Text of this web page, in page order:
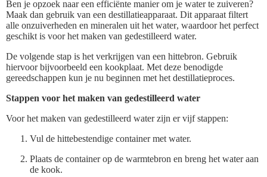
Ben je opzoek naar een efficiënte manier om je water te zuiveren?
Maak dan gebruik van een destillatieapparaat. Dit apparaat filtert
alle onzuiverheden en mineralen uit het water, waardoor het perfect
geschikt is voor het maken van gedestilleerd water.
De volgende stap is het verkrijgen van een hittebron. Gebruik
hiervoor bijvoorbeeld een kookplaat. Met deze benodigde
gereedschappen kun je nu beginnen met het destillatieproces.
Stappen voor het maken van gedestilleerd water
Voor het maken van gedestilleerd water zijn er vijf stappen:
Vul de hittebestendige container met water.
Plaats de container op de warmtebron en breng het water aan
de kook.